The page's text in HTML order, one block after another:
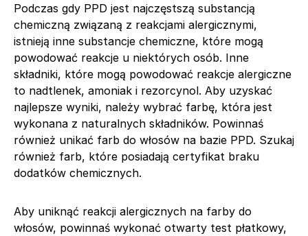
Podczas gdy PPD jest najczęstszą substancją
chemiczną związaną z reakcjami alergicznymi,
istnieją inne substancje chemiczne, które mogą
powodować reakcje u niektórych osób. Inne
składniki, które mogą powodować reakcje alergiczne
to nadtlenek, amoniak i rezorcynol. Aby uzyskać
najlepsze wyniki, należy wybrać farbę, która jest
wykonana z naturalnych składników. Powinnaś
również unikać farb do włosów na bazie PPD. Szukaj
również farb, które posiadają certyfikat braku
dodatków chemicznych.
Aby uniknąć reakcji alergicznych na farby do
włosów, powinnaś wykonać otwarty test płatkowy,